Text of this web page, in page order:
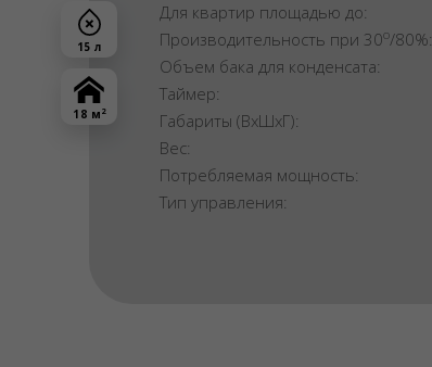
15 л
18 м 2
Для квартир площадью до:
Производительность при 30o/80%:
Объем бака для конденсата:
Таймер:
Габариты (ВхШхГ):
Вес:
Потребляемая мощность:
Тип управления: